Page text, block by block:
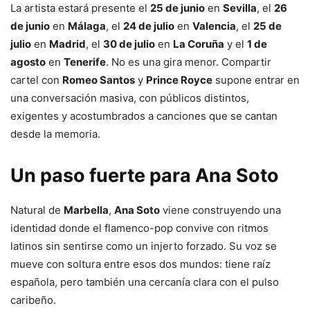
La artista estará presente el 25 de junio en Sevilla, el 26
de junio en Málaga, el 24 de julio en Valencia, el 25 de
julio en Madrid, el 30 de julio en La Coruña y el 1 de
agosto en Tenerife. No es una gira menor. Compartir
cartel con Romeo Santos y Prince Royce supone entrar en
una conversación masiva, con públicos distintos,
exigentes y acostumbrados a canciones que se cantan
desde la memoria.
Un paso fuerte para Ana Soto
Natural de Marbella, Ana Soto viene construyendo una
identidad donde el flamenco-pop convive con ritmos
latinos sin sentirse como un injerto forzado. Su voz se
mueve con soltura entre esos dos mundos: tiene raíz
española, pero también una cercanía clara con el pulso
caribeño.